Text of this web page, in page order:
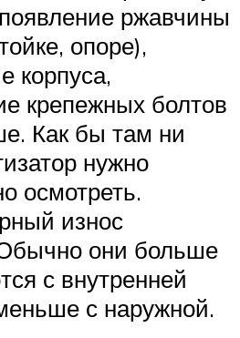
ржавчины
опоре),
корпуса,
крепежных болтов
Как бы там ни
нужно
осмотреть.
износ
они больше
с внутренней
с наружной.